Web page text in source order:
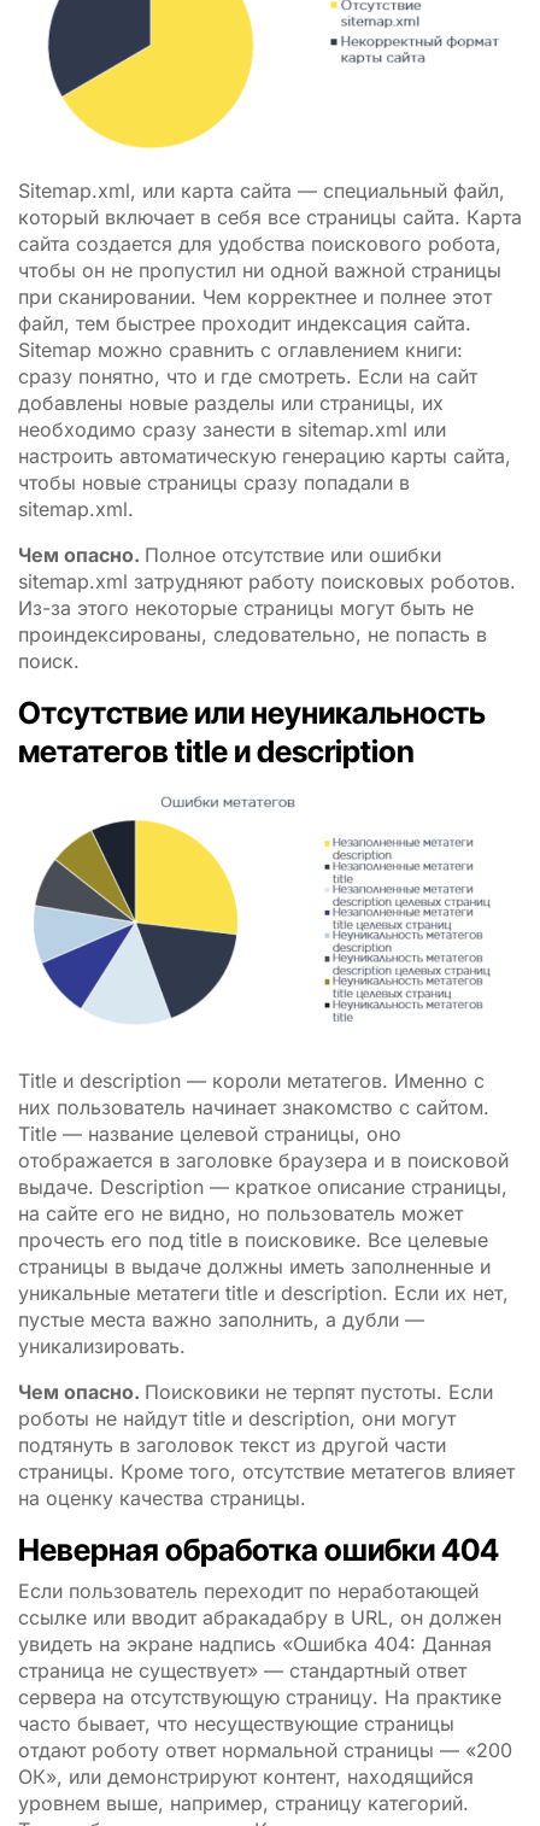
Sitemap.xml, или карта сайта — специальный файл,
который включает в себя все страницы сайта. Карта
сайта создается для удобства поискового робота,
чтобы он не пропустил ни одной важной страницы
при сканировании. Чем корректнее и полнее этот
файл, тем быстрее проходит индексация сайта.
Sitemap можно сравнить с оглавлением книги:
сразу понятно, что и где смотреть. Если на сайт
добавлены новые разделы или страницы, их
необходимо сразу занести в sitemap.xml или
настроить автоматическую генерацию карты сайта,
чтобы новые страницы сразу попадали в
sitemap.xml.
Чем опасно. Полное отсутствие или ошибки
sitemap.xml затрудняют работу поисковых роботов.
Из-за этого некоторые страницы могут быть не
проиндексированы, следовательно, не попасть в
поиск.
Отсутствие или неуникальность
метатегов title и description
Title и description — короли метатегов. Именно с
них пользователь начинает знакомство с сайтом.
Title — название целевой страницы, оно
отображается в заголовке браузера и в поисковой
выдаче. Description — краткое описание страницы,
на сайте его не видно, но пользователь может
прочесть его под title в поисковике. Все целевые
страницы в выдаче должны иметь заполненные и
уникальные метатеги title и description. Если их нет,
пустые места важно заполнить, а дубли —
уникализировать.
Чем опасно. Поисковики не терпят пустоты. Если
роботы не найдут title и description, они могут
подтянуть в заголовок текст из другой части
страницы. Кроме того, отсутствие метатегов влияет
на оценку качества страницы.
Неверная обработка ошибки 404
Если пользователь переходит по неработающей
ссылке или вводит абракадабру в URL, он должен
увидеть на экране надпись «Ошибка 404: Данная
страница не существует» — стандартный ответ
сервера на отсутствующую страницу. На практике
часто бывает, что несуществующие страницы
отдают роботу ответ нормальной страницы — «200
ОК», или демонстрируют контент, находящийся
уровнем выше, например, страницу категорий.